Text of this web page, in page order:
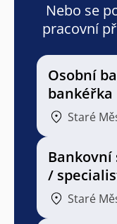
Nebo se
pracovní
Osobní
bankéřka
Staré
Bankovní
/
Staré